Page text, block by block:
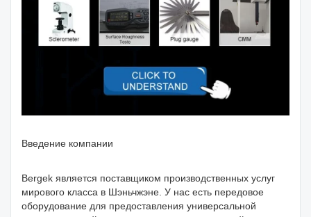
Введение компании
Bergek является поставщиком производственных услуг
мирового класса в Шэньчжэне. У нас есть передовое
оборудование для предоставления универсальной